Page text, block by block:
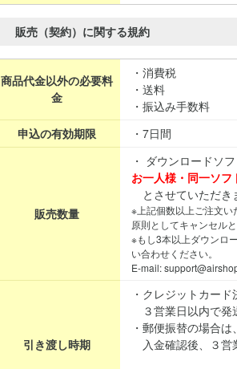
販売（契約）に関する規約
商品代金以外の必要料
金
・消費税
・送料
・振込み手数料
申込の有効期限
・7日間
販売数量
・ ダウンロードソ
お一人様・同一ソ
とさせていただき
※上記個数以上ご注文い
原則としてキャンセル
※もし3本以上ダウンロ
い合わせください。
E-mail:
引き渡し時期
・クレジットカー
３営業日以内で発
・郵便振替の場合
入金確認後、３営